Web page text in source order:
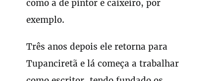
como a de pintor e caixeiro, por
exemplo.
Três anos depois ele retorna para
Tupanciretã e lá começa a trabalhar